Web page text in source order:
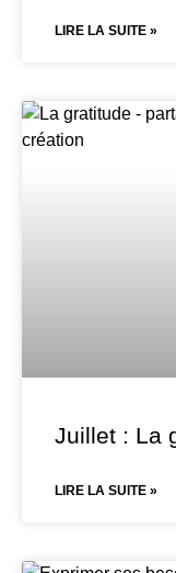
LIRE LA SUITE »
Juillet : La
LIRE LA SUITE »